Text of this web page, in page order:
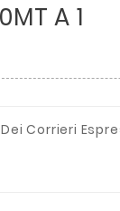
A 1
Corrieri